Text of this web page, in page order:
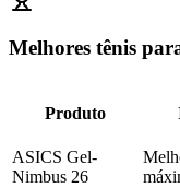
Melhores tênis
Produto
ASICS Gel-
Nimbus 26